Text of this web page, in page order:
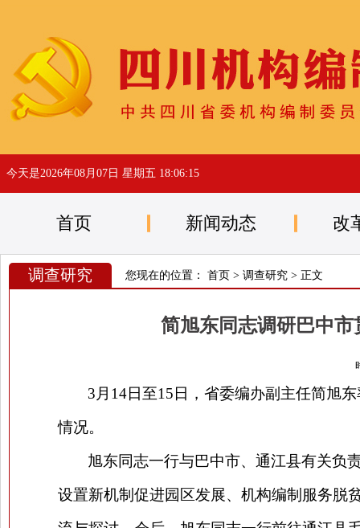
今天是2026年08月07日 星期五 18:06:15
首页 新闻动态 改
调查研究 您现在的位置： 首页 > 调查研究 > 正文
简旭东同志调研巴中
3 月14日至15日，省委编办副主任简旭
情况。
旭东同志一行与巴中市、通江县有关负
设置新机制促进园区发展、机构编制服务脱